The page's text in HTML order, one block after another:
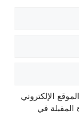
الإلكتروني
المقبلة في